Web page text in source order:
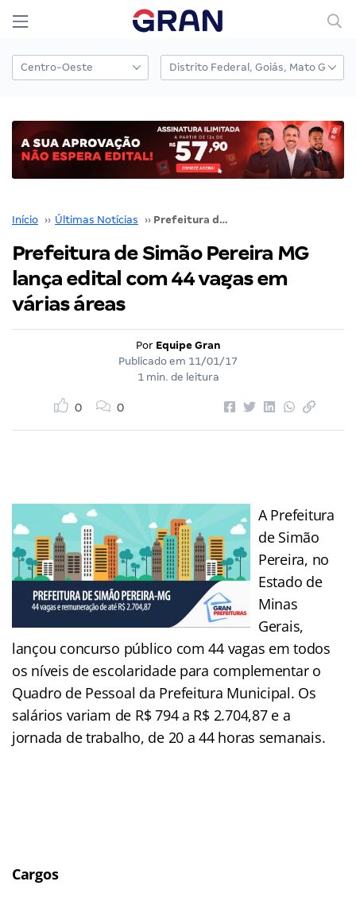
Início ›› Últimas Notícias ›› Prefeitura de Simão Pereira MG lança edital com 44 vagas em várias áreas
Prefeitura de Simão Pereira MG
lança edital com 44 vagas em
várias áreas
Por Equipe Gran
Publicado em 11/01/17
1 min. de leitura
0 0
A Prefeitura
de Simão
Pereira, no
Estado de
Minas
Gerais,
lançou concurso público com 44 vagas em todos
os níveis de escolaridade para complementar o
Quadro de Pessoal da Prefeitura Municipal. Os
salários variam de R$ 794 a R$ 2.704,87 e a
jornada de trabalho, de 20 a 44 horas semanais.
Cargos